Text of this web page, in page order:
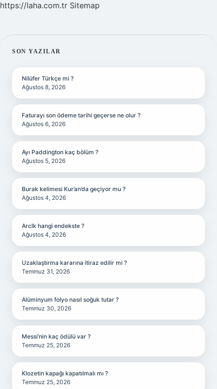
https://laha.com.tr Sitemap
SIDEBAR
SON YAZILAR
Nilüfer Türkçe mi ?
Ağustos 8, 2026
Faturayı son ödeme tarihi geçerse ne olur ?
Ağustos 6, 2026
Ayı Paddington kaç bölüm ?
Ağustos 5, 2026
Burak kelimesi Kur’an’da geçiyor mu ?
Ağustos 4, 2026
Arclk hangi endekste ?
Ağustos 4, 2026
Uzaklaştırma kararına itiraz edilir mi ?
Temmuz 31, 2026
Alüminyum folyo nasıl soğuk tutar ?
Temmuz 30, 2026
Messi’nin kaç ödülü var ?
Temmuz 25, 2026
Klozetin kapağı kapatılmalı mı ?
Temmuz 25, 2026